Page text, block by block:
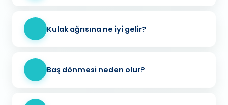
Kulak ağrısına ne iyi gelir?
Baş dönmesi neden olur?